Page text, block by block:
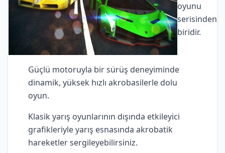
oyunu
serisinden
biridir.
Güçlü motoruyla bir sürüş deneyiminde
dinamik, yüksek hızlı akrobasilerle dolu
oyun.
Klasik yarış oyunlarının dışında etkileyici
grafikleriyle yarış esnasında akrobatik
hareketler sergileyebilirsiniz.